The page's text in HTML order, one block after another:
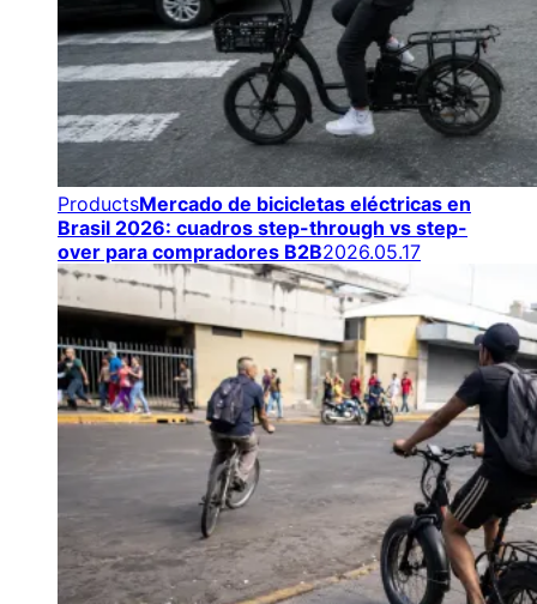
ProductsMercado de bicicletas eléctricas en
Brasil 2026: cuadros step-through vs step-
over para compradores B2B2026.05.17